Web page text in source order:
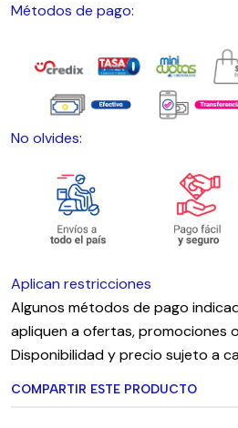
Métodos de pago:
No olvides:
Aplican restricciones
Algunos métodos de pago
apliquen a ofertas, promociones
Disponibilidad y precio sujeto a
COMPARTIR ESTE PRODUCTO